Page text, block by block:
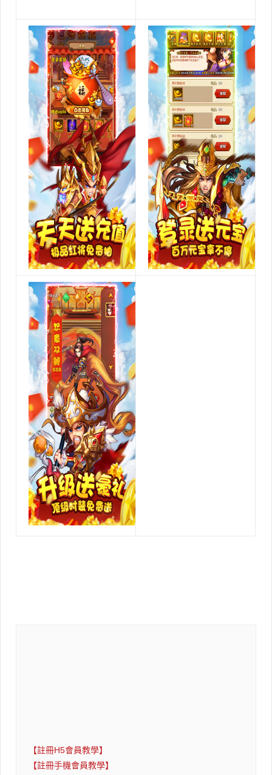
【註冊H5會員教學】
【註冊手機會員教學】